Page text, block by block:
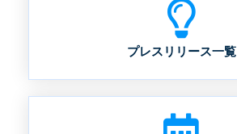
プレスリリース一覧